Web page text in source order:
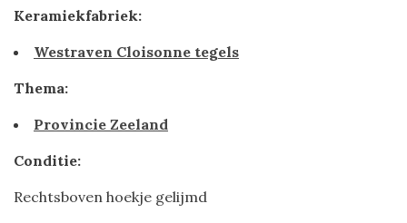
Keramiekfabriek:
Westraven Cloisonne tegels
Thema:
Provincie Zeeland
Conditie:
Rechtsboven hoekje gelijmd